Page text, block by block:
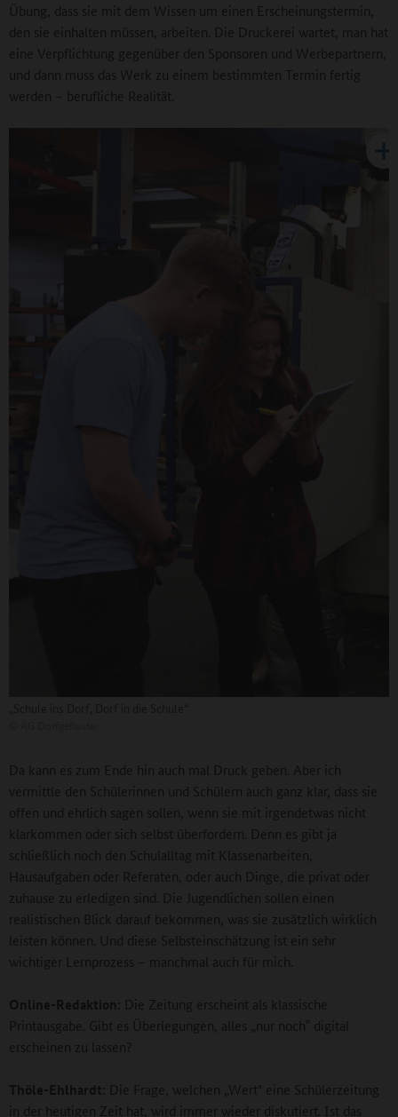
Übung, dass sie mit dem Wissen um einen Erscheinungstermin,
den sie einhalten müssen, arbeiten. Die Druckerei wartet, man hat
eine Verpflichtung gegenüber den Sponsoren und Werbepartnern,
und dann muss das Werk zu einem bestimmten Termin fertig
werden – berufliche Realität.
Da kann es zum Ende hin auch mal Druck geben. Aber ich
vermittle den Schülerinnen und Schülern auch ganz klar, dass sie
offen und ehrlich sagen sollen, wenn sie mit irgendetwas nicht
klarkommen oder sich selbst überfordern. Denn es gibt ja
schließlich noch den Schulalltag mit Klassenarbeiten,
Hausaufgaben oder Referaten, oder auch Dinge, die privat oder
zuhause zu erledigen sind. Die Jugendlichen sollen einen
realistischen Blick darauf bekommen, was sie zusätzlich wirklich
leisten können. Und diese Selbsteinschätzung ist ein sehr
wichtiger Lernprozess – manchmal auch für mich.
Online-Redaktion: Die Zeitung erscheint als klassische
Printausgabe. Gibt es Überlegungen, alles „nur noch‟ digital
erscheinen zu lassen?
Thöle-Ehlhardt: Die Frage, welchen „Wert" eine Schülerzeitung
in der heutigen Zeit hat, wird immer wieder diskutiert. Ist das